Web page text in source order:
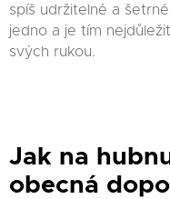
spíš udržitelné a
jedno a je tím
svých rukou.
Jak na
obecná